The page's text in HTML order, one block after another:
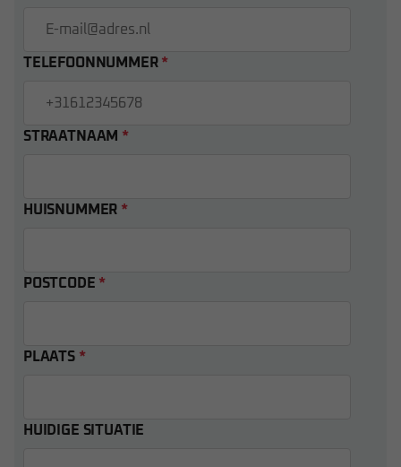
TELEFOONNUMMER *
STRAATNAAM *
HUISNUMMER *
POSTCODE *
PLAATS *
HUIDIGE SITUATIE